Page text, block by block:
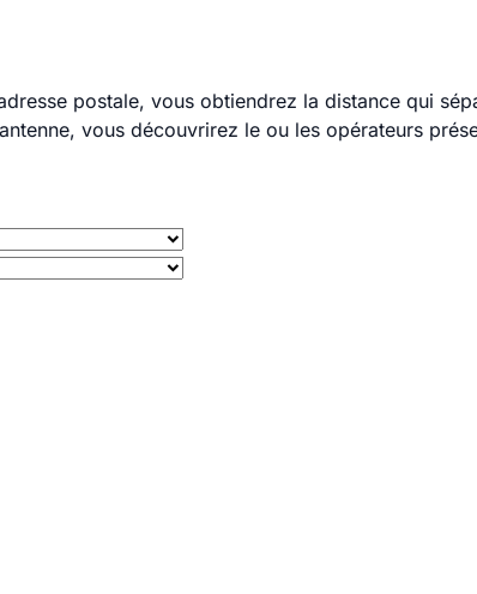
postale, vous obtiendrez la distance qui
vous découvrirez le ou les opérateurs